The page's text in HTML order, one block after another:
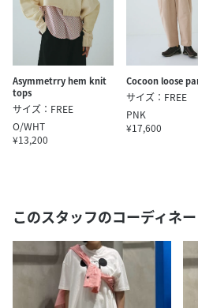
Asymmetrry hem knit
tops
サイズ：FREE
O/WHT
¥13,200
Cocoon loose
サイズ：FREE
PNK
¥17,600
このスタッフのコーディネ